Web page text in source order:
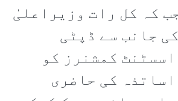
کہ کل رات وزیراعلیٰ
جانب سے ڈپٹی
کمشنرز کو
کی حاضری